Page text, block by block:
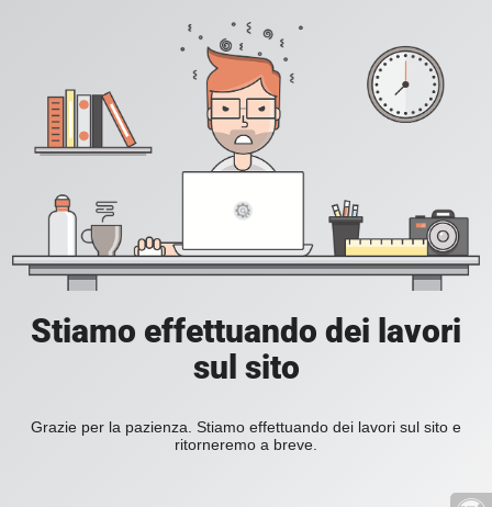
Stiamo effettuando dei lavori
sul sito
Grazie per la pazienza. Stiamo effettuando dei lavori sul sito e
ritorneremo a breve.